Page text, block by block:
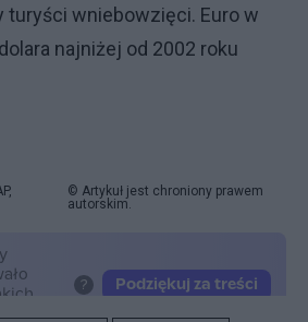
turyści wniebowzięci. Euro w
najniżej od 2002 roku
© Artykuł jest chroniony prawem
autorskim.